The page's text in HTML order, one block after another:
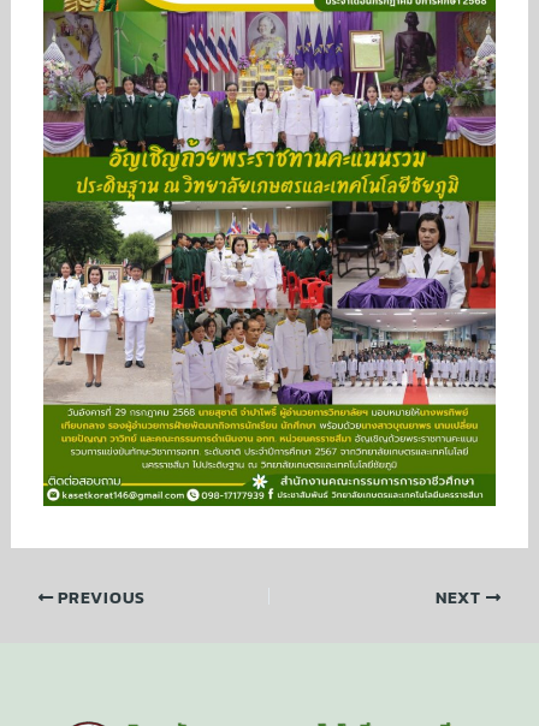
PREVIOUS NEXT